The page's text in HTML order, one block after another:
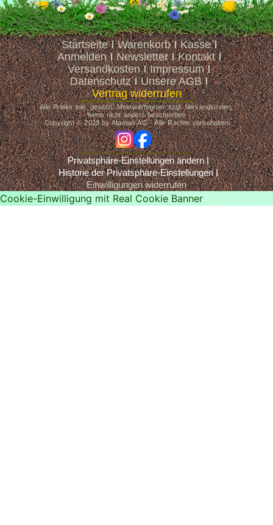
Startseite Warenkorb
Kasse
Anmelden
Newsletter
Kontakt
Versandkosten
Impressum
Datenschutz
Unsere AGB
Vertrag widerrufen
Alle Preise inkl. gesetzl. Mehrwertsteuer zzgl. Versandkosten,
wenn nicht anders beschrieben
Copyright © 2023 by Ataman-AG - Alle Rechte vorbehalten
igfb
Privatsphäre-Einstellungen ändern
Historie der Privatsphäre-Einstellungen
Einwilligungen widerrufen
Cookie-Einwilligung mit Real Cookie Banner